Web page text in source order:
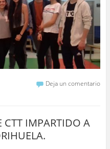
Deja un comentario
CTT IMPARTIDO A